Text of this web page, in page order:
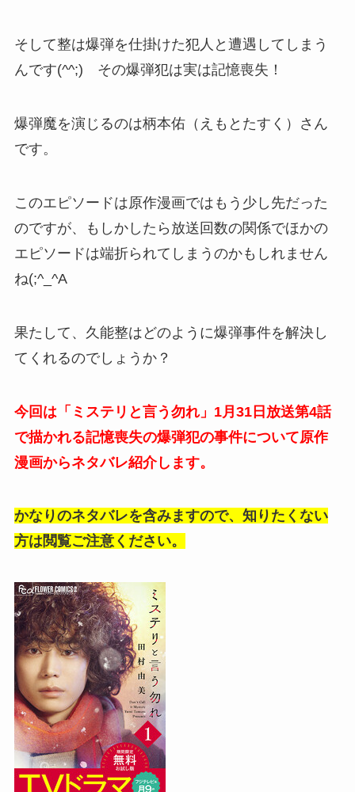
そして整は爆弾を仕掛けた犯人と遭遇してしまう
んです(^^;) その爆弾犯は実は記憶喪失！
爆弾魔を演じるのは柄本佑（えもとたすく）さん
です。
このエピソードは原作漫画ではもう少し先だった
のですが、もしかしたら放送回数の関係でほかの
エピソードは端折られてしまうのかもしれません
ね(;^_^A
果たして、久能整はどのように爆弾事件を解決し
てくれるのでしょうか？
今回は「ミステリと言う勿れ」1月31日放送第4話
で描かれる記憶喪失の爆弾犯の事件について原作
漫画からネタバレ紹介します。
かなりのネタバレを含みますので、知りたくない
方は閲覧ご注意ください。